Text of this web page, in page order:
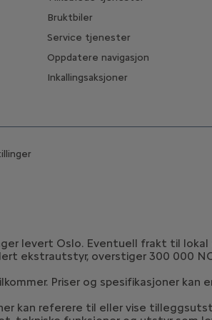
Bruktbiler
Service tjenester
Oppdatere navigasjon
Inkallingsaksjoner
levert Oslo. Eventuell frakt til
ekstrautstyr, overstiger 300 000
Priser og spesifikasjoner
kan referere til eller vise